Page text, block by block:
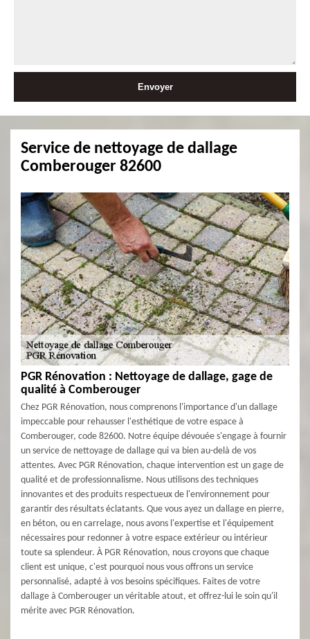
Service de nettoyage de dallage
Comberouger 82600
PGR Rénovation : Nettoyage de dallage, gage de
qualité à Comberouger
Chez PGR Rénovation, nous comprenons l'importance d'un dallage
impeccable pour rehausser l'esthétique de votre espace à
Comberouger, code 82600. Notre équipe dévouée s'engage à fournir
un service de nettoyage de dallage qui va bien au-delà de vos
attentes. Avec PGR Rénovation, chaque intervention est un gage de
qualité et de professionnalisme. Nous utilisons des techniques
innovantes et des produits respectueux de l'environnement pour
garantir des résultats éclatants. Que vous ayez un dallage en pierre,
en béton, ou en carrelage, nous avons l'expertise et l'équipement
nécessaires pour redonner à votre espace extérieur ou intérieur
toute sa splendeur. À PGR Rénovation, nous croyons que chaque
client est unique, c'est pourquoi nous vous offrons un service
personnalisé, adapté à vos besoins spécifiques. Faites de votre
dallage à Comberouger un véritable atout, et offrez-lui le soin qu'il
mérite avec PGR Rénovation.